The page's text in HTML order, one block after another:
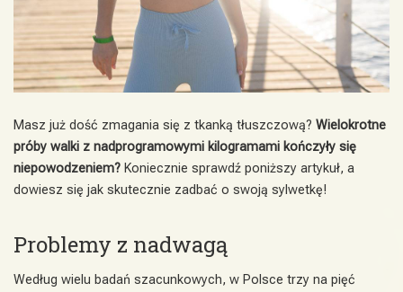
Masz już dość zmagania się z tkanką tłuszczową? Wielokrotne
próby walki z nadprogramowymi kilogramami kończyły się
niepowodzeniem? Koniecznie sprawdź poniższy artykuł, a
dowiesz się jak skutecznie zadbać o swoją sylwetkę!
Problemy z nadwagą
Według wielu badań szacunkowych, w Polsce trzy na pięć